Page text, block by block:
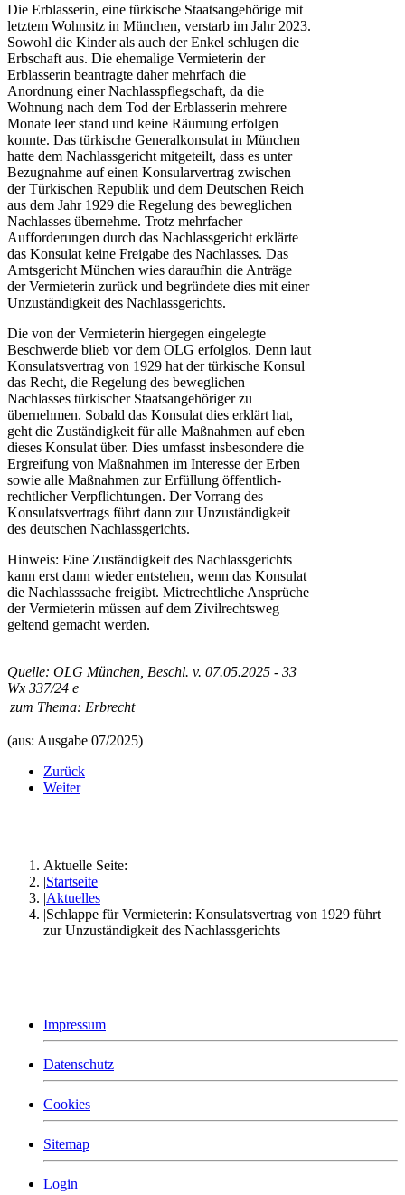
Die Erblasserin, eine türkische Staatsangehörige mit
letztem Wohnsitz in München, verstarb im Jahr 2023.
Sowohl die Kinder als auch der Enkel schlugen die
Erbschaft aus. Die ehemalige Vermieterin der
Erblasserin beantragte daher mehrfach die
Anordnung einer Nachlasspflegschaft, da die
Wohnung nach dem Tod der Erblasserin mehrere
Monate leer stand und keine Räumung erfolgen
konnte. Das türkische Generalkonsulat in München
hatte dem Nachlassgericht mitgeteilt, dass es unter
Bezugnahme auf einen Konsularvertrag zwischen
der Türkischen Republik und dem Deutschen Reich
aus dem Jahr 1929 die Regelung des beweglichen
Nachlasses übernehme. Trotz mehrfacher
Aufforderungen durch das Nachlassgericht erklärte
das Konsulat keine Freigabe des Nachlasses. Das
Amtsgericht München wies daraufhin die Anträge
der Vermieterin zurück und begründete dies mit einer
Unzuständigkeit des Nachlassgerichts.
Die von der Vermieterin hiergegen eingelegte
Beschwerde blieb vor dem OLG erfolglos. Denn laut
Konsulatsvertrag von 1929 hat der türkische Konsul
das Recht, die Regelung des beweglichen
Nachlasses türkischer Staatsangehöriger zu
übernehmen. Sobald das Konsulat dies erklärt hat,
geht die Zuständigkeit für alle Maßnahmen auf eben
dieses Konsulat über. Dies umfasst insbesondere die
Ergreifung von Maßnahmen im Interesse der Erben
sowie alle Maßnahmen zur Erfüllung öffentlich-
rechtlicher Verpflichtungen. Der Vorrang des
Konsulatsvertrags führt dann zur Unzuständigkeit
des deutschen Nachlassgerichts.
Hinweis: Eine Zuständigkeit des Nachlassgerichts
kann erst dann wieder entstehen, wenn das Konsulat
die Nachlasssache freigibt. Mietrechtliche Ansprüche
der Vermieterin müssen auf dem Zivilrechtsweg
geltend gemacht werden.
Quelle: OLG München, Beschl. v. 07.05.2025 - 33
Wx 337/24 e
zum Thema: Erbrecht
(aus: Ausgabe 07/2025)
Zurück
Weiter
Aktuelle Seite:
Startseite
Aktuelles
Schlappe für Vermieterin: Konsulatsvertrag von 1929 führt
zur Unzuständigkeit des Nachlassgerichts
Impressum
Datenschutz
Cookies
Sitemap
Login